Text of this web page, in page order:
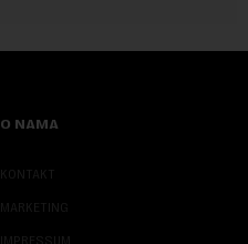
O NAMA
KONTAKT
MARKETING
IMPRESSUM